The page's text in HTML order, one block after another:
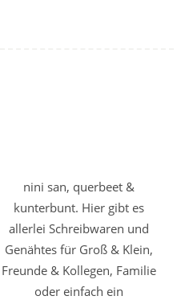
nini san, querbeet &
kunterbunt. Hier gibt es
allerlei Schreibwaren und
Genähtes für Groß & Klein,
Freunde & Kollegen, Familie
oder einfach ein